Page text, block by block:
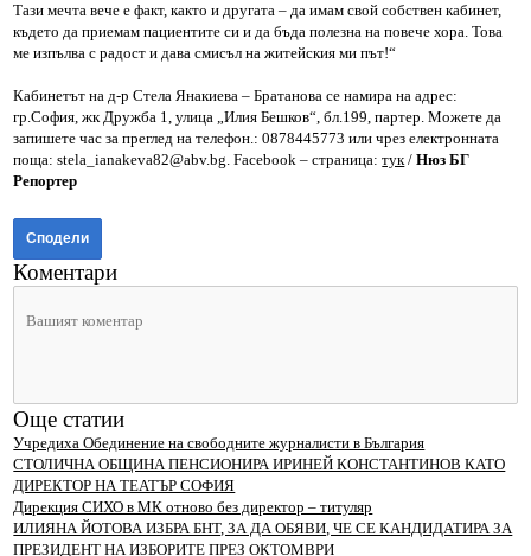
Тази мечта вече е факт, както и другата – да имам свой собствен кабинет,
където да приемам пациентите си и да бъда полезна на повече хора. Това
ме изпълва с радост и дава смисъл на житейския ми път!“
Кабинетът на д-р Стела Янакиева – Братанова се намира на адрес:
гр.София, жк Дружба 1, улица „Илия Бешков“, бл.199, партер. Можете да
запишете час за преглед на телефон.: 0878445773 или чрез електронната
поща: stela_ianakeva82@abv.bg. Facebook – страница:тук/ Нюз БГ
Репортер
Сподели
Коментари
Още статии
Учредиха Обединение на свободните журналисти в България
СТОЛИЧНА ОБЩИНА ПЕНСИОНИРА ИРИНЕЙ КОНСТАНТИНОВ КАТО
ДИРЕКТОР НА ТЕАТЪР СОФИЯ
Дирекция СИХО в МК отново без директор – титуляр
ИЛИЯНА ЙОТОВА ИЗБРА БНТ, ЗА ДА ОБЯВИ, ЧЕ СЕ КАНДИДАТИРА ЗА
ПРЕЗИДЕНТ НА ИЗБОРИТЕ ПРЕЗ ОКТОМВРИ